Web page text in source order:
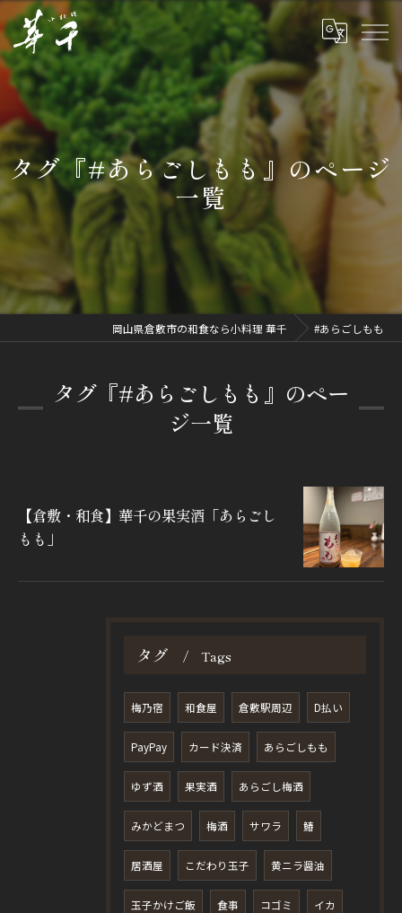
タグ『#あらごしもも』のページ
一覧
岡山県倉敷市の和食なら小料理 華千 #あらごしもも
タグ『#あらごしもも』のペー
ジ一覧
【倉敷・和食】華千の果実酒「あらごし
もも」
タグ Tags
梅乃宿 和食屋 倉敷駅周辺 D払い
PayPay カード決済 あらごしもも
ゆず酒 果実酒 あらごし梅酒
みかどまつ 梅酒 サワラ 鰆
居酒屋 こだわり玉子 黄ニラ醤油
玉子かけご飯 食事 コゴミ イカ